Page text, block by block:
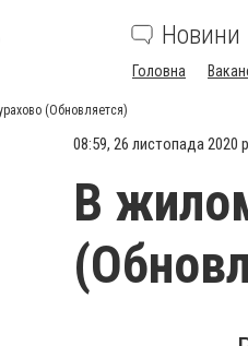
Новини
Головна
(Обновляется)
08:59, 26 листопада 2020
В